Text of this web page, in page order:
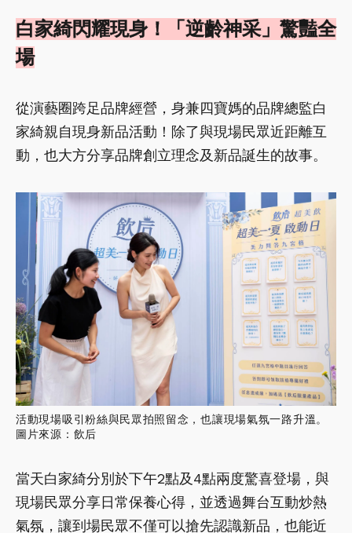
白家綺閃耀現身！「逆齡神采」驚豔全
場
從演藝圈跨足品牌經營，身兼四寶媽的品牌總監白
家綺親自現身新品活動！除了與現場民眾近距離互
動，也大方分享品牌創立理念及新品誕生的故事。
活動現場吸引粉絲與民眾拍照留念，也讓現場氣氛一路升溫。
圖片來源：飲后
當天白家綺分別於下午2點及4點兩度驚喜登場，與
現場民眾分享日常保養心得，並透過舞台互動炒熱
氣氛，讓到場民眾不僅可以搶先認識新品，也能近